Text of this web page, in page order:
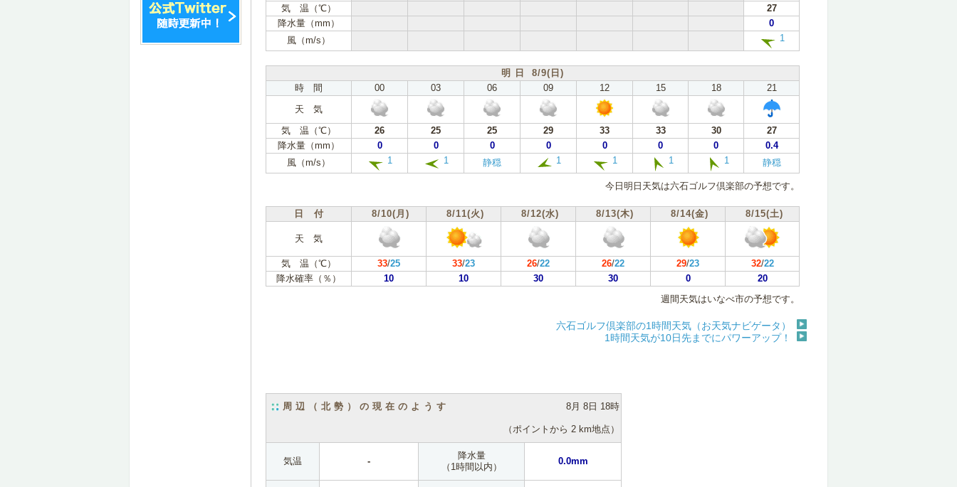
気 温（℃）
27
降水量（mm）
0
風（m/s）
1
明 日 8/9(日)
時 間
00 03 06 09 12 15 18
21
天 気
気 温（℃）
26 25 25 29 33 33 30
27
降水量（mm）
0 0 0 0 0 0 0
0.4
風（m/s）
1 1 静穏 1 1 1 1 静穏
今日明日天気は六石ゴルフ倶楽部の予想です。
日 付 8/10(月) 8/11(火) 8/12(水) 8/13(木) 8/14(金) 8/15(土)
天 気
気 温（℃） 33/25 33/23 26/22 26/22 29/23 32/22
降水確率（％）
10 10 30 30 0
20
週間天気はいなべ市の予想です。
六石ゴルフ倶楽部の1時間天気（お天気ナビゲータ）
1時間天気が10日先までにパワーアップ！
周辺（北勢）の現在のようす 8月 8日 18時
（ポイントから 2 km地点）
気温 -
降水量
（1時間以内）
0.0mm